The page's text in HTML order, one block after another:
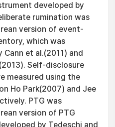
developed by
rumination was
version of event-
which was
et al.(2011) and
Self-disclosure
measured using the
Ho Park(2007) and Jee
PTG was
version of PTG
by Tedeschi and